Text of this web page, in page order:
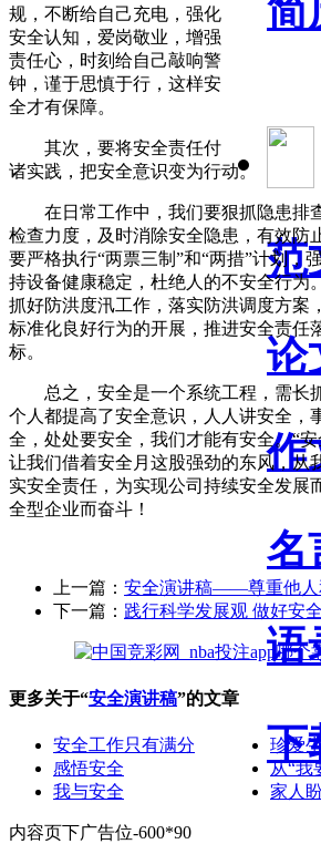
简
范
论
作
名
语
下
规，不断给自己充电，强化
安全认知，爱岗敬业，增强
责任心，时刻给自己敲响警
钟，谨于思慎于行，这样安
全才有保障。
其次，要将安全责任付
诸实践，把安全意识变为行动。
在日常工作中，我们要狠抓隐患排
检查力度，及时消除安全隐患，有效防
要严格执行“两票三制”和“两措”计划，
持设备健康稳定，杜绝人的不安全行为
抓好防洪度汛工作，落实防洪调度方案
标准化良好行为的开展，推进安全责任
标。
总之，安全是一个系统工程，需长
个人都提高了安全意识，人人讲安全，
全，处处要安全，我们才能有安全。“安
让我们借着安全月这股强劲的东风，从
实安全责任，为实现公司持续安全发展
全型企业而奋斗！
上一篇： 安全演讲稿——尊重他人
下一篇： 践行科学发展观 做好安
更多关于“安全演讲稿”的文章
安全工作只有满分
珍爱
感悟安全
从“我
我与安全
家人
内容页下广告位-600*90